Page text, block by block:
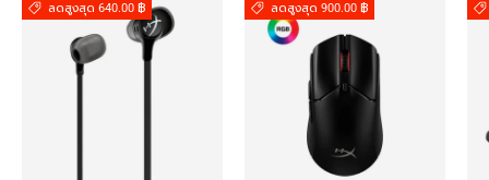
ลดสูงสุด 640.00 ฿ ลดสูงสุด 900.00 ฿